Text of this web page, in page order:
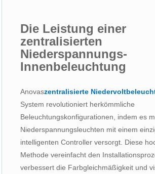
Die Leistung einer
zentralisierten
Niederspannungs-
Innenbeleuchtung
Anovaszentralisierte
System revolutioniert herkömmliche
Beleuchtungskonfigurationen, indem es
Niederspannungsleuchten mit einem
intelligenten Controller versorgt. Diese
Methode vereinfacht den
verbessert die Farbgleichmäßigkeit und